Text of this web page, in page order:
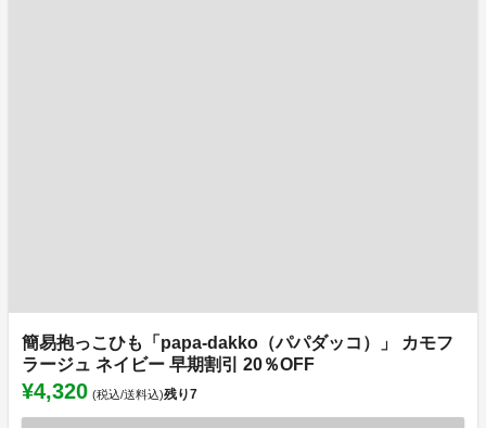
簡易抱っこひも「papa-dakko（パパダッコ）」 カモフ
ラージュ ネイビー 早期割引 20％OFF
¥4,320 (税込/送料込)残り7